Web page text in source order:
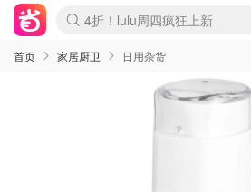
Boticinal 夏促开抢！
4折！lulu周四疯狂上新
还没结束！&OtherStories大促
Joybuy变相75折 随时失效
速领！Stanley独家85折
疑似霸哥！Camper额外叠85折
Zalando 奥莱闪促！每日更新
Moncler反季囤！5折起+叠9折
Coach Brooklyn仅€192
首页 家居厨卫 日用杂货